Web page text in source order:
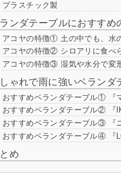
プラスチック製
ンダテーブルにおすすめ
アコヤの特徴① 土の中でも、水
アコヤの特徴② シロアリに食べ
アコヤの特徴③ 湿気や水分で変
ゃれで雨に強いベランダ
おすすめベランダテーブル① 『
おすすめベランダテーブル② 『
おすすめベランダテーブル③ 『
おすすめベランダテーブル④ 『
め